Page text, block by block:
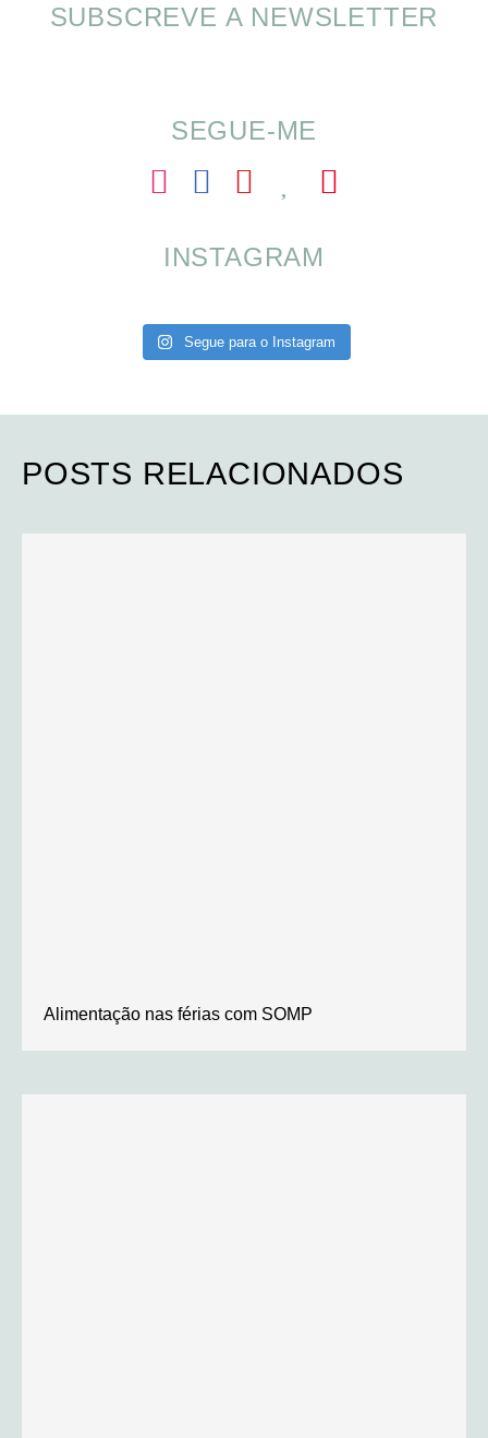
Alimentação nas férias com SOMP
SUBSCREVE A NEWSLETTER
SEGUE-ME
INSTAGRAM
Segue para o Instagram
POSTS RELACIONADOS
Alimentação nas férias com SOMP